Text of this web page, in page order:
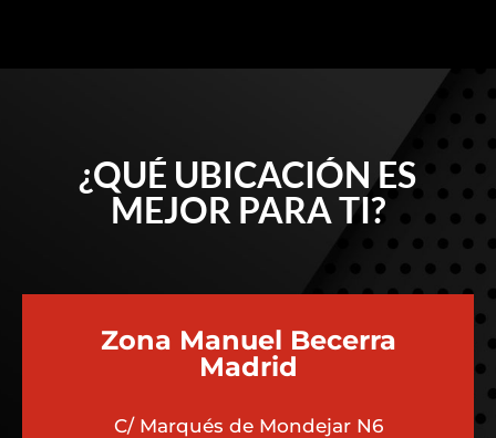
¿QUÉ UBICACIÓN ES
MEJOR PARA TI?
Zona Manuel Becerra
Madrid
C/ Marqués de Mondejar N6